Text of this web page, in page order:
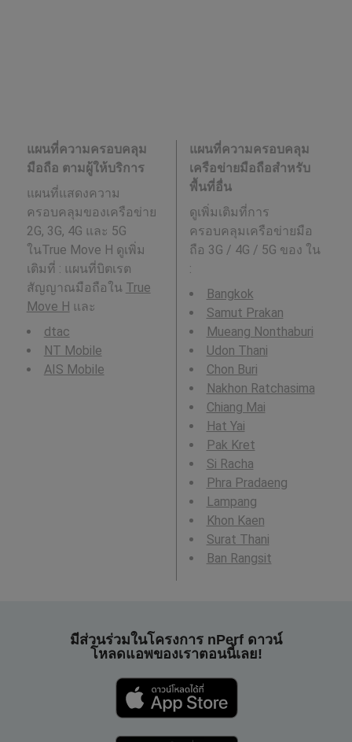
แผนที่ความครอบคลุม
มือถือ ตามผู้ให้บริการ
แผนที่แสดงความ
ครอบคลุมของเครือข่าย
2G, 3G, 4G และ 5G
ในTrue Move H ดูเพิ่ม
เติมที่ : แผนที่บิตเรต
สัญญาณมือถือใน True
Move H และ
dtac
NT Mobile
AIS Mobile
แผนที่ความครอบคลุม
เครือข่ายมือถือสำหรับ
พื้นที่อื่น
ดูเพิ่มเติมที่การ
ครอบคลุมเครือข่ายมือ
ถือ 3G / 4G / 5G ของ ใน
:
Bangkok
Samut Prakan
Mueang Nonthaburi
Udon Thani
Chon Buri
Nakhon Ratchasima
Chiang Mai
Hat Yai
Pak Kret
Si Racha
Phra Pradaeng
Lampang
Khon Kaen
Surat Thani
Ban Rangsit
มีส่วนร่วมในโครงการ nPerf ดาวน์
โหลดแอพของเราตอนนี้เลย!